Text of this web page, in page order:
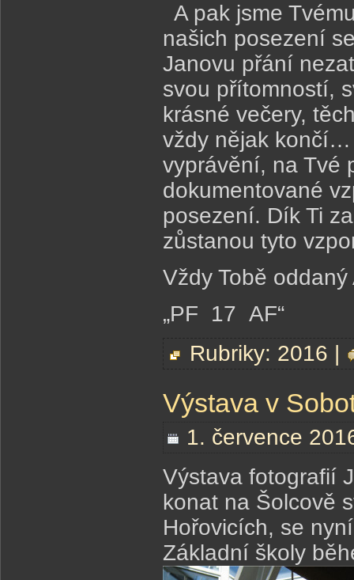
A pak jsme
našich posezení
Janovu přání
svou přítomností,
krásné večery,
vždy nějak končí…
vyprávění, na Tvé
dokumentované
posezení. Dík Ti
zůstanou tyto
Vždy Tobě
„PF 17 AF“
Rubriky: 2016 |
Výstava v
1. července
Výstava fotografií
konat na Šolcově
Hořovicích, se
Základní školy